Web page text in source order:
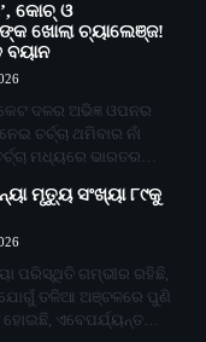
କୋଚ୍ ଓ
ଖୋଲା ଚ୍ୟାଲେଞ୍ଜ!
ଦଳର ଅଭିଜ୍ଞ ଓପନର
ଚର୍ଚ୍ଚା ଥମିବାର ନାଁ
ମଧ୍ୟରେ ଭାରତର…
ମୃତ୍ୟୁ ସଂଖ୍ୟା ୮୯କୁ
ପରିସ୍ଥିତି ଗମ୍ଭୀର ରହିଛି,
ଯୋଗୁଁ ତଳିଆ ଅଞ୍ଚଳରେ ପୁଣି
ଏବେପର୍ଯ୍ୟନ୍ତ…